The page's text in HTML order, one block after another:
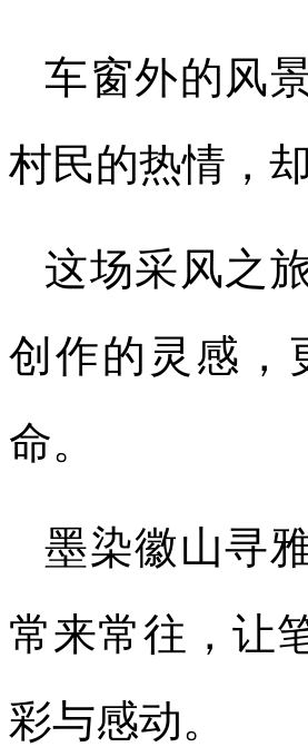
车窗外的风
村民的热情，
这场采风之
创作的灵感，
命。
墨染徽山寻
常来常往，让
彩与感动。